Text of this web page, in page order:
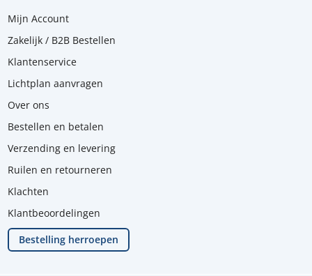
Mijn Account
Zakelijk / B2B Bestellen
Klantenservice
Lichtplan aanvragen
Over ons
Bestellen en betalen
Verzending en levering
Ruilen en retourneren
Klachten
Klantbeoordelingen
Bestelling herroepen